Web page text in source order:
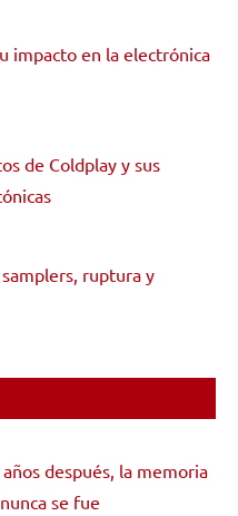
impacto en la electrónica
de Coldplay y sus
ruptura y
años después, la memoria
se fue